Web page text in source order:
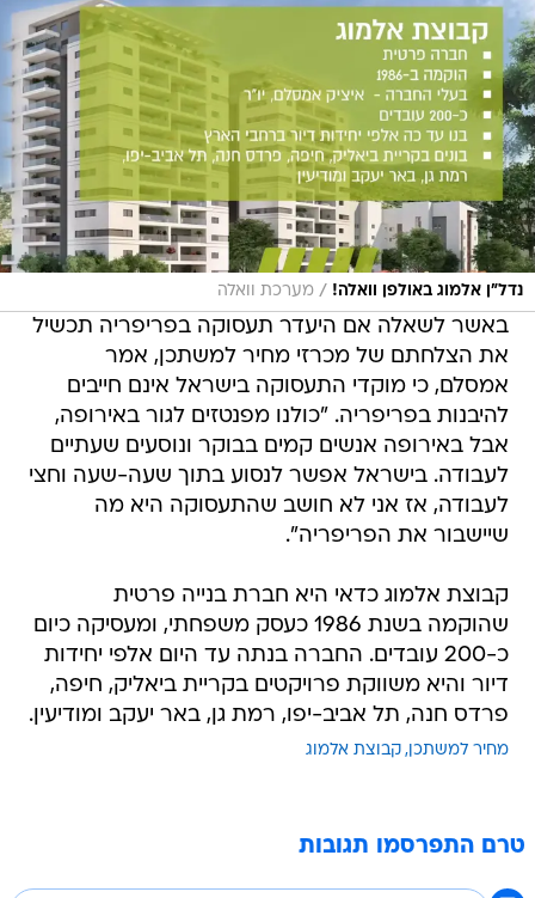
נדל"ן אלמוג באולפן וואלה! / מערכת וואלה
באשר לשאלה אם היעדר תעסוקה בפריפריה תכשיל
את הצלחתם של מכרזי מחיר למשתכן, אמר
אמסלם, כי מוקדי התעסוקה בישראל אינם חייבים
להיבנות בפריפריה. "כולנו מפנטזים לגור באירופה,
אבל באירופה אנשים קמים בבוקר ונוסעים שעתיים
לעבודה. בישראל אפשר לנסוע בתוך שעה-שעה וחצי
לעבודה, אז אני לא חושב שהתעסוקה היא מה
שיישבור את הפריפריה".
קבוצת אלמוג כדאי היא חברת בנייה פרטית
שהוקמה בשנת 1986 כעסק משפחתי, ומעסיקה כיום
כ-200 עובדים. החברה בנתה עד היום אלפי יחידות
דיור והיא משווקת פרויקטים בקריית ביאליק, חיפה,
פרדס חנה, תל אביב-יפו, רמת גן, באר יעקב ומודיעין.
מחיר למשתכן קבוצת אלמוג
טרם התפרסמו תגובות